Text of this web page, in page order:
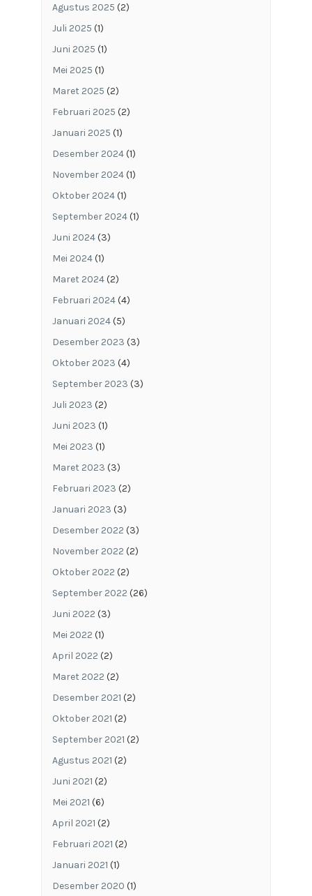
Agustus 2025 (2)
Juli 2025 (1)
Juni 2025 (1)
Mei 2025 (1)
Maret 2025 (2)
Februari 2025 (2)
Januari 2025 (1)
Desember 2024(1)
November 2024(1)
Oktober 2024(1)
September 2024(1)
Juni 2024(3)
Mei 2024(1)
Maret 2024(2)
Februari 2024(4)
Januari 2024(5)
Desember 2023 (3)
Oktober 2023 (4)
September 2023 (3)
Juli 2023 (2)
Juni 2023 (1)
Mei 2023 (1)
Maret 2023 (3)
Februari 2023 (2)
Januari 2023 (3)
Desember 2022 (3)
November 2022 (2)
Oktober 2022 (2)
September 2022 (26)
Juni 2022 (3)
Mei 2022 (1)
April 2022 (2)
Maret 2022 (2)
Desember 2021 (2)
Oktober 2021 (2)
September 2021 (2)
Agustus 2021 (2)
Juni 2021 (2)
Mei 2021 (6)
April 2021 (2)
Februari 2021 (2)
Januari 2021 (1)
Desember 2020 (1)